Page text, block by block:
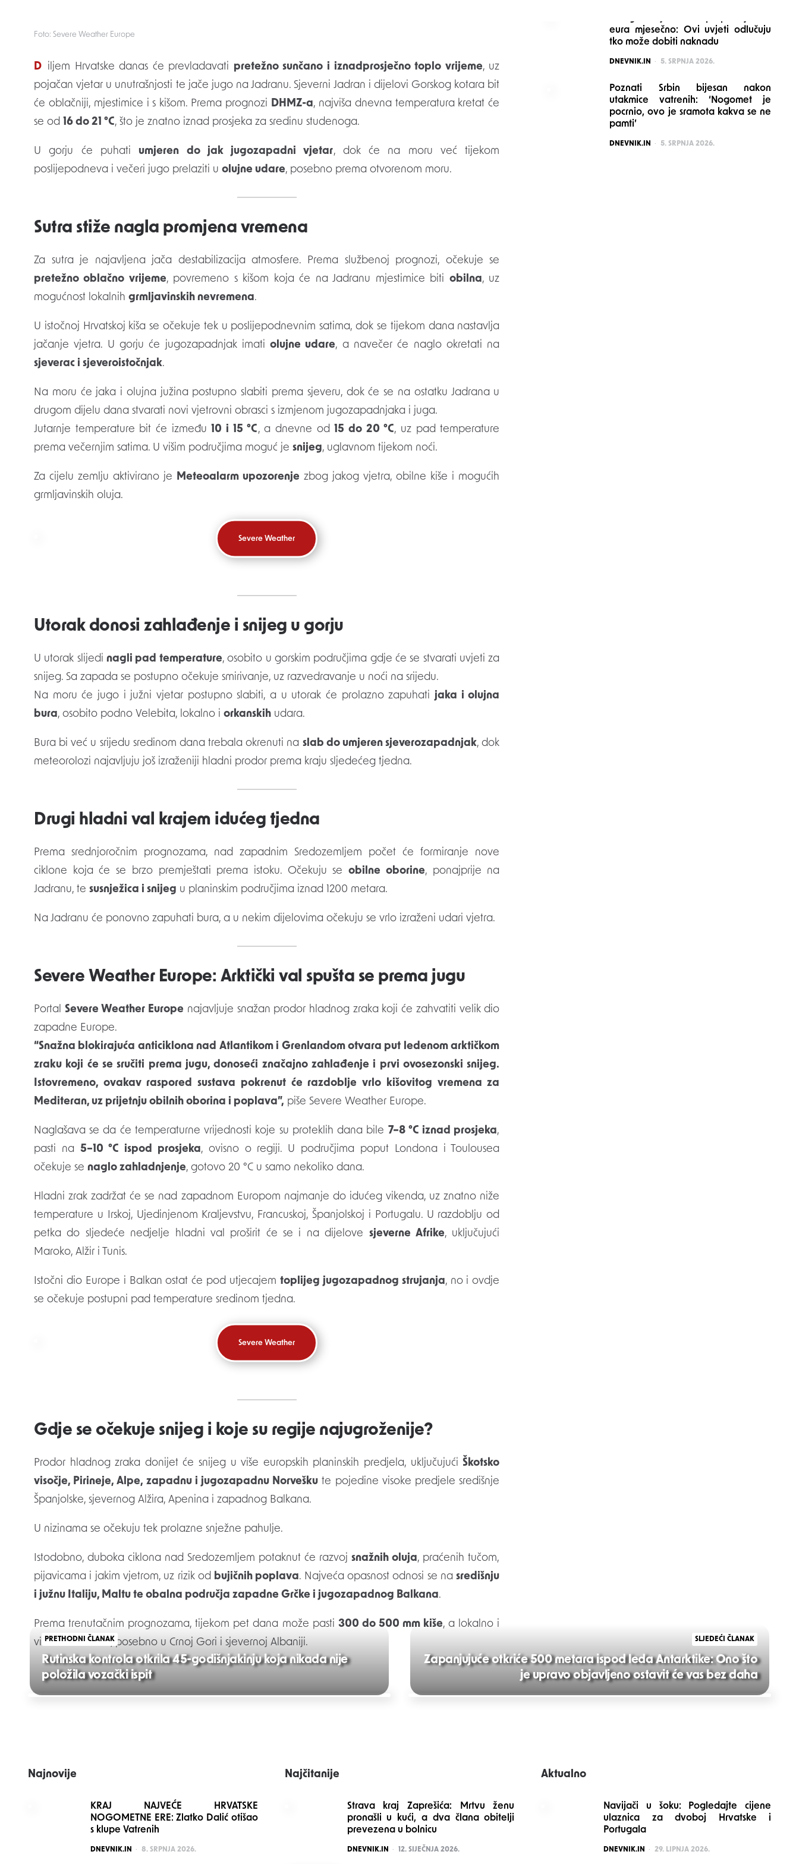
Foto: Severe Weather Europe
Diljem Hrvatske danas će prevladavati pretežno sunčano i iznadprosječno toplo vrijeme, uz
pojačan vjetar u unutrašnjosti te jače jugo na Jadranu. Sjeverni Jadran i dijelovi Gorskog kotara bit
će oblačniji, mjestimice i s kišom. Prema prognozi DHMZ-a, najviša dnevna temperatura kretat će
se od 16 do 21 °C, što je znatno iznad prosjeka za sredinu studenoga.
U gorju će puhati umjeren do jak jugozapadni vjetar, dok će na moru već tijekom
poslijepodneva i večeri jugo prelaziti u olujne udare, posebno prema otvorenom moru.
Sutra stiže nagla promjena vremena
Za sutra je najavljena jača destabilizacija atmosfere. Prema službenoj prognozi, očekuje se
pretežno oblačno vrijeme, povremeno s kišom koja će na Jadranu mjestimice biti obilna, uz
mogućnost lokalnih grmljavinskih nevremena.
U istočnoj Hrvatskoj kiša se očekuje tek u poslijepodnevnim satima, dok se tijekom dana nastavlja
jačanje vjetra. U gorju će jugozapadnjak imatiolujne udare, a navečer će naglo okretati na
sjeverac i sjeveroistočnjak.
Na moru će jaka i olujna južina postupno slabiti prema sjeveru, dok će se na ostatku Jadrana u
drugom dijelu dana stvarati novi vjetrovni obrasci s izmjenom jugozapadnjaka i juga.
Jutarnje temperature bit će između 10 i 15 °C, a dnevne od 15 do 20 °C, uz pad temperature
prema večernjim satima. U višim područjima moguć je snijeg, uglavnom tijekom noći.
Za cijelu zemlju aktivirano je Meteoalarm upozorenje zbog jakog vjetra, obilne kiše i mogućih
grmljavinskih oluja.
Severe Weather
Utorak donosi zahlađenje i snijeg u gorju
U utorak slijedi nagli pad temperature, osobito u gorskim područjima gdje će se stvarati uvjeti za
snijeg. Sa zapada se postupno očekuje smirivanje, uz razvedravanje u noći na srijedu.
Na moru će jugo i južni vjetar postupno slabiti, a u utorak će prolazno zapuhati jaka i olujna
bura, osobito podno Velebita, lokalno i orkanskih udara.
Bura bi već u srijedu sredinom dana trebala okrenuti na slab do umjeren sjeverozapadnjak, dok
meteorolozi najavljuju još izraženiji hladni prodor prema kraju sljedećeg tjedna.
Drugi hladni val krajem idućeg tjedna
Prema srednjoročnim prognozama, nad zapadnim Sredozemljem počet će formiranje nove
ciklone koja će se brzo premještati prema istoku. Očekuju seobilne oborine, ponajprije na
Jadranu, te susnježica i snijeg u planinskim područjima iznad 1200 metara.
Na Jadranu će ponovno zapuhati bura, a u nekim dijelovima očekuju se vrlo izraženi udari vjetra.
Severe Weather Europe: Arktički val spušta se prema jugu
Portal Severe Weather Europe najavljuje snažan prodor hladnog zraka koji će zahvatiti velik dio
zapadne Europe.
“Snažna blokirajuća anticiklona nad Atlantikom i Grenlandom otvara put ledenom arktičkom
zraku koji će se sručiti prema jugu, donoseći značajno zahlađenje i prvi ovosezonski snijeg.
Istovremeno, ovakav raspored sustava pokrenut će razdoblje vrlo kišovitog vremena za
Mediteran, uz prijetnju obilnih oborina i poplava”, piše Severe Weather Europe.
Naglašava se da će temperaturne vrijednosti koje su proteklih dana bile 7–8 °C iznad prosjeka,
pasti na 5–10 °C ispod prosjeka, ovisno o regiji. U područjima poput Londona i Toulousea
očekuje se naglo zahladnjenje, gotovo 20 °C u samo nekoliko dana.
Hladni zrak zadržat će se nad zapadnom Europom najmanje do idućeg vikenda, uz znatno niže
temperature u Irskoj, Ujedinjenom Kraljevstvu, Francuskoj, Španjolskoj i Portugalu. U razdoblju od
petka do sljedeće nedjelje hladni val proširit će se i na dijelove sjeverne Afrike, uključujući
Maroko, Alžir i Tunis.
Istočni dio Europe i Balkan ostat će pod utjecajem toplijeg jugozapadnog strujanja, no i ovdje
se očekuje postupni pad temperature sredinom tjedna.
Severe Weather
Gdje se očekuje snijeg i koje su regije najugroženije?
Prodor hladnog zraka donijet će snijeg u više europskih planinskih predjela, uključujućiŠkotsko
visočje, Pirineje, Alpe, zapadnu i jugozapadnu Norvešku te pojedine visoke predjele središnje
Španjolske, sjevernog Alžira, Apenina i zapadnog Balkana.
U nizinama se očekuju tek prolazne snježne pahulje.
Istodobno, duboka ciklona nad Sredozemljem potaknut će razvojsnažnih oluja, praćenih tučom,
pijavicama i jakim vjetrom, uz rizik od bujičnih poplava. Najveća opasnost odnosi se nasredišnju
i južnu Italiju, Maltu te obalna područja zapadne Grčke i jugozapadnog Balkana.
Prema trenutačnim prognozama, tijekom pet dana može pasti 300 do 500 mm kiše, a lokalno i
više od700 mm, posebno u Crnoj Gori i sjevernoj Albaniji.
Post
PRETHODNI ČLANAK
Rutinska kontrola otkrila 45-godišnjakinju koja nikada nije
položila vozački ispit
SLJEDEĆI ČLANAK
Zapanjujuće otkriće 500 metara ispod leda Antarktike: Ono što
je upravo objavljeno ostavit će vas bez daha
eura mjesečno: Ovi uvjeti odlučuju
tko može dobiti naknadu
POSTED
DNEVNIK.IN 5. SRPNJA 2026.
Poznati Srbin bijesan nakon
utakmice vatrenih: ‘Nogomet je
pocrnio, ovo je sramota kakva se ne
pamti’
POSTED
DNEVNIK.IN 5. SRPNJA 2026.
Najnovije
KRAJ NAJVEĆE HRVATSKE
NOGOMETNE ERE: Zlatko Dalić otišao
s klupe Vatrenih
POSTED
DNEVNIK.IN 8. SRPNJA 2026.
Najčitanije
Strava kraj Zaprešića: Mrtvu ženu
pronašli u kući, a dva člana obitelji
prevezena u bolnicu
POSTED
DNEVNIK.IN 12. SIJEČNJA 2026.
Aktualno
Navijači u šoku: Pogledajte cijene
ulaznica za dvoboj Hrvatske i
Portugala
POSTED
DNEVNIK.IN 29. LIPNJA 2026.